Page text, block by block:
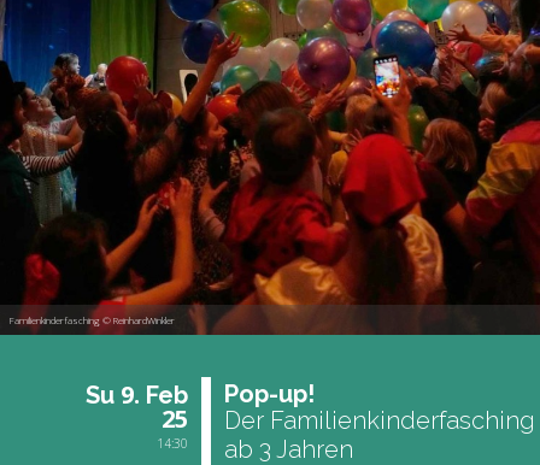
Familienkinderfasching © ReinhardWinkler
Su 9. Feb
25
14:30
Pop-up!
Der Familienkinderfasching
ab 3 Jahren